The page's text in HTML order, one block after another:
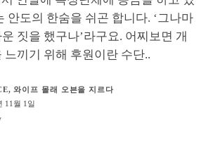
안도의 한숨을 쉬곤 합니다. ‘그나마
짓을 했구나’라구요. 어찌보면 개
느끼기 위해 후원이란 수단..
와이프 몰래 오븐을 지르다
11월 1일